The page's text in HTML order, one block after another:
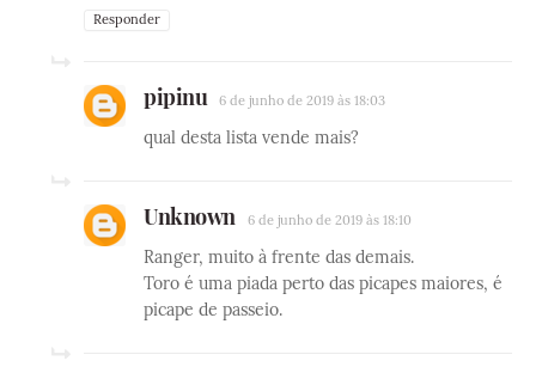
Responder
pipinu 6 de junho de 2019 às 18:03
qual desta lista vende mais?
Unknown 6 de junho de 2019 às 18:10
Ranger, muito à frente das demais.
Toro é uma piada perto das picapes maiores, é
picape de passeio.